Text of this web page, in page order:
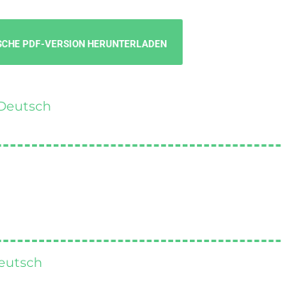
PDF-VERSION HERUNTERLADEN